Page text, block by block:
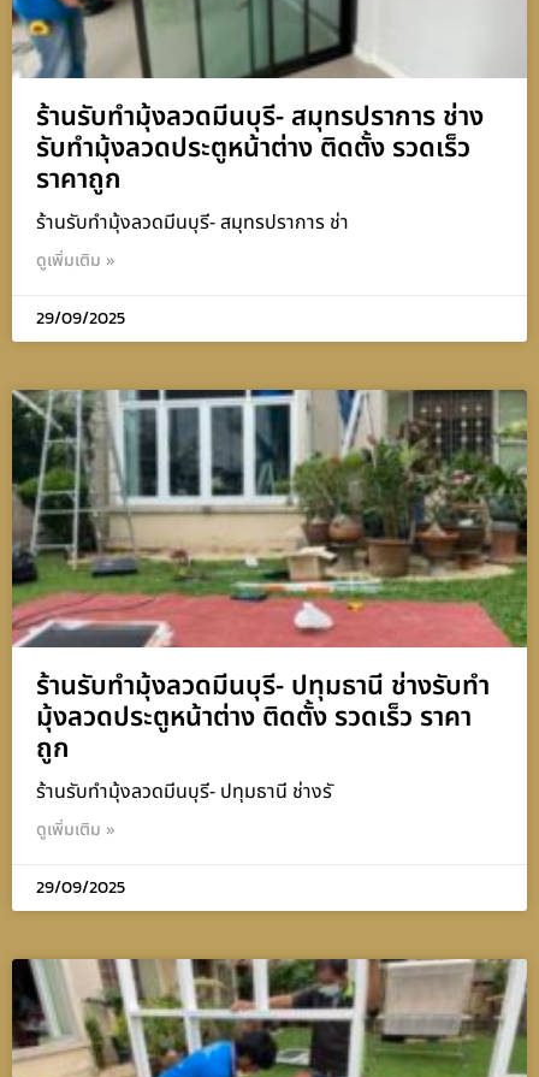
ร้านรับทำมุ้งลวดมีนบุรี- สมุทรปราการ ช่าง
รับทำมุ้งลวดประตูหน้าต่าง ติดตั้ง รวดเร็ว
ราคาถูก
ร้านรับทำมุ้งลวดมีนบุรี- สมุทรปราการ ช่า
ดูเพิ่มเติม »
29/09/2025
ร้านรับทำมุ้งลวดมีนบุรี- ปทุมธานี ช่างรับทำ
มุ้งลวดประตูหน้าต่าง ติดตั้ง รวดเร็ว ราคา
ถูก
ร้านรับทำมุ้งลวดมีนบุรี- ปทุมธานี ช่างรั
ดูเพิ่มเติม »
29/09/2025